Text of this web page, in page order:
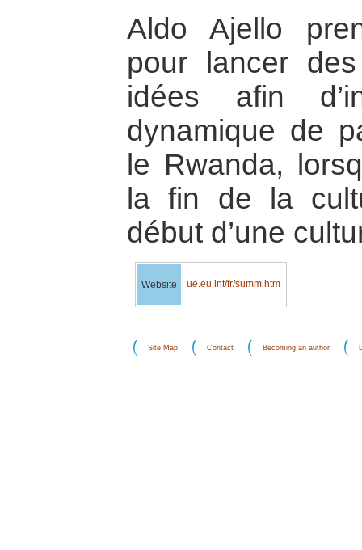
Aldo Ajello
pour lancer
idées afin
dynamique de
le Rwanda,
la fin de la
début d’une
Website ue.eu.int/fr/summ.htm
Site Map Contact Becoming an author